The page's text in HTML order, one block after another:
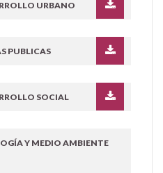
URBANO
PUBLICAS
SOCIAL
Y MEDIO AMBIENTE